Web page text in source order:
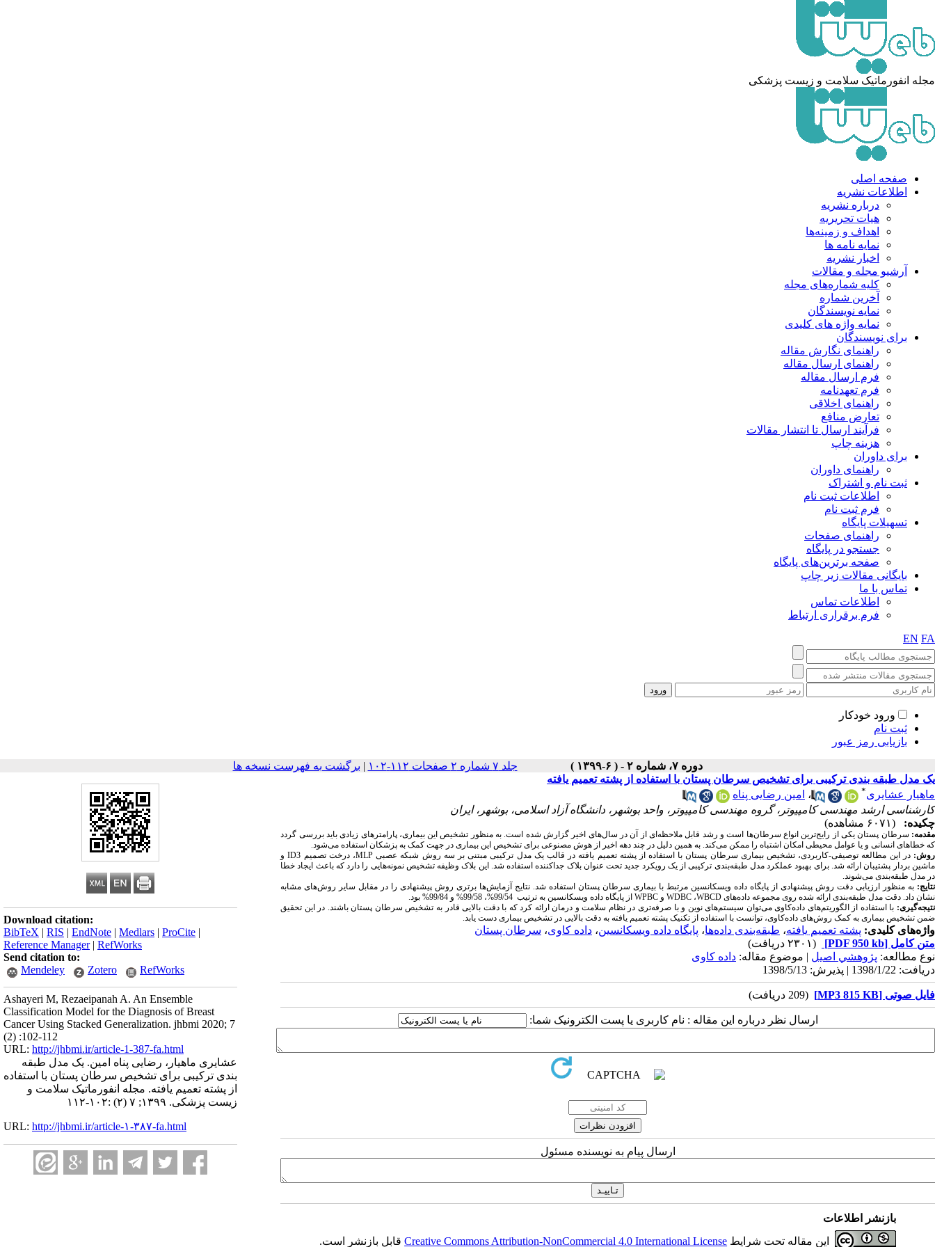
مجله انفورماتیک سلامت و زیست پزشکی
صفحه اصلی
اطلاعات نشریه
درباره نشریه
هیات تحریریه
اهداف و زمینه‌ها
نمایه نامه ها
اخبار نشریه
آرشیو مجله و مقالات
کلیه شماره‌های مجله
آخرین شماره
نمایه نویسندگان
نمایه واژه های کلیدی
برای نویسندگان
راهنمای نگارش مقاله
راهنمای ارسال مقاله
فرم ارسال مقاله
فرم تعهدنامه
راهنمای اخلاقی
تعارض منافع
فرآیند ارسال تا انتشار مقالات
هزینه چاپ
برای داوران
راهنمای داوران
ثبت نام و اشتراک
اطلاعات ثبت نام
فرم ثبت نام
تسهیلات پایگاه
راهنمای صفحات
جستجو در پایگاه
صفحه برترین‌های پایگاه
بایگانی مقالات زیر چاپ
تماس با ما
اطلاعات تماس
فرم برقراری ارتباط
EN FA
ورود خودکار
ثبت نام
بازیابی رمز عبور
دوره ۷، شماره ۲ - ( ۶-۱۳۹۹ ) جلد ۷ شماره ۲ صفحات ۱۱۲-۱۰۲ | برگشت به فهرست نسخه ها
Download citation:
BibTeX | RIS | EndNote | Medlars | ProCite |
Reference Manager| RefWorks
Send citation to:
Mendeley
Zotero RefWorks
Ashayeri M, Rezaeipanah A. An Ensemble
Classification Model for the Diagnosis of Breast
Cancer Using Stacked Generalization. jhbmi 2020; 7
(2) :102-112
URL: http://jhbmi.ir/article-1-387-fa.html
عشایری ماهیار، رضایی پناه امین. یک مدل طبقه
بندی ترکیبی برای تشخیص سرطان پستان با استفاده
از پشته تعمیم یافته. مجله انفورماتیک سلامت و
زیست پزشکی. ۱۳۹۹; ۷ (۲) :۱۰۲-۱۱۲
URL: http://jhbmi.ir/article-۱-۳۸۷-fa.html
یک مدل طبقه بندی ترکیبی برای تشخیص سرطان پستان با استفاده از پشته تعمیم یافته
ماهیار عشایری* ، امین رضایی پناه
کارشناسی ارشد مهندسی کامپیوتر، گروه مهندسی کامپیوتر، واحد بوشهر، دانشگاه آزاد اسلامی، بوشهر، ایران
چکیده:
(۶۰۷۱ مشاهده)
مقدمه: سرطان پستان یکی از رایج‌ترین انواع سرطان‌ها است و رشد قابل ملاحظه‌ای از آن در سال‌های اخیر گزارش شده است. به منظور تشخیص این بیماری، پارامترهای زیادی باید بررسی گردد
که خطاهای انسانی و یا عوامل محیطی امکان اشتباه را ممکن می‌کند. به همین دلیل در چند دهه اخیر از هوش مصنوعی برای تشخیص این بیماری در جهت کمک به پزشکان استفاده می‌شود.
روش: در این مطالعه توصیفی-کاربردی، تشخیص بیماری سرطان پستان با استفاده از پشته تعمیم یافته در قالب یک مدل ترکیبی مبتنی بر سه روش شبکه عصبی MLP، درخت تصمیم ID3و
ماشین بردار پشتیبان ارائه ‌شد. برای بهبود عملکرد مدل طبقه‌بندی ترکیبی از یک رویکرد جدید تحت عنوان بلاک جداکننده استفاده شد. این بلاک وظیفه تشخیص نمونه‌هایی را دارد که باعث ایجاد خطا
در مدل طبقه‌بندی می‌شوند.
نتایج: به منظور ارزیابی دقت روش پیشنهادی از پایگاه داده ویسکانسین مرتبط با بیماری سرطان پستان استفاده شد. نتایج آزمایش‌ها برتری روش پیشنهادی را در مقابل سایر روش‌های مشابه
نشان داد. دقت مدل طبقه‌بندی ارائه شده روی مجموعه داده‌های WBCD، WDBC و WPBC از پایگاه داده ویسکانسین به ترتیب 99/54%، 99/58% و 99/84% بود.
نتیجه‌گیری: با استفاده از الگوریتمهای دادهکاوی میتوان سیستمهای نوین و با صرفهتری در نظام سلامت و درمان ارائه کرد که با دقت بالایی قادر به تشخیص سرطان پستان باشند. در این تحقیق
ضمن تشخیص بیماری به کمک روشهای داده‌کاوی، توانست با استفاده از تکنیک پشته تعمیم یافته به دقت بالایی در تشخیص بیماری دست یابد.
واژه‌های کلیدی: پشته تعمیم یافته، طبقه‌بندی داده‌ها، پایگاه داده ویسکانسین، داده کاوی، سرطان پستان
متن کامل [PDF 950 kb]
(۲۳۰۱ دریافت)
نوع مطالعه: پژوهشي اصیل | موضوع مقاله: داده کاوی
دریافت: 1398/1/22 | پذیرش: 1398/5/13
فایل صوتی [MP3 815 KB] (209 دریافت)
ارسال نظر درباره این مقاله : نام کاربری یا پست الکترونیک شما:
ارسال پیام به نویسنده مسئول
بازنشر اطلاعات
این مقاله تحت شرایط Creative Commons Attribution-NonCommercial 4.0 International Licenseقابل بازنشر است.